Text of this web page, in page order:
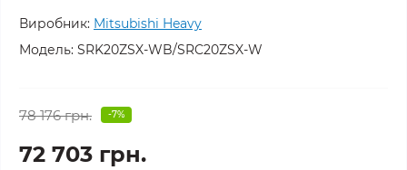
Виробник: Mitsubishi Heavy
Модель: SRK20ZSX-WB/SRC20ZSX-W
78 176 грн. -7%
72 703 грн.